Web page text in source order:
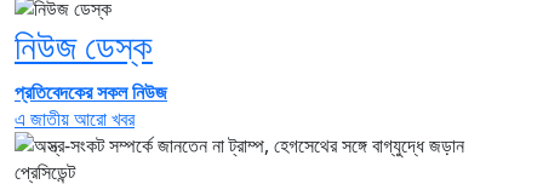
নিউজ ডেস্ক
প্রতিবেদকের সকল নিউজ
এ জাতীয় আরো খবর